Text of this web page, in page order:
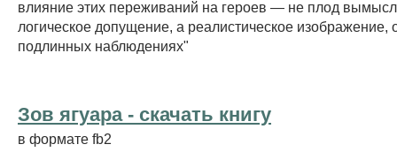
влияние этих переживаний на героев — не плод
логическое допущение, а реалистическое изображение,
подлинных наблюдениях"
Зов ягуара - cкачать книгу
в формате fb2